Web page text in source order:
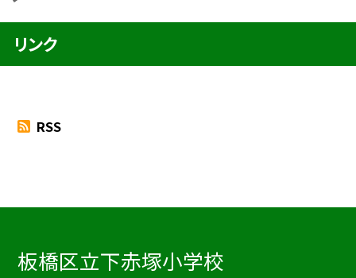
リンク
RSS
板橋区立下赤塚小学校